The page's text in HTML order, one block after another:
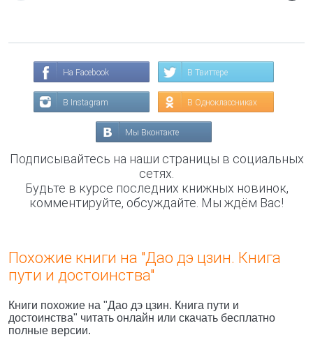
На Facebook В Твиттере
В Instagram В Одноклассниках
Мы Вконтакте
Подписывайтесь на наши страницы в социальных
сетях.
Будьте в курсе последних книжных новинок,
комментируйте, обсуждайте. Мы ждём Вас!
Похожие книги на "Дао дэ цзин. Книга
пути и достоинства"
Книги похожие на "Дао дэ цзин. Книга пути и
достоинства" читать онлайн или скачать бесплатно
полные версии.